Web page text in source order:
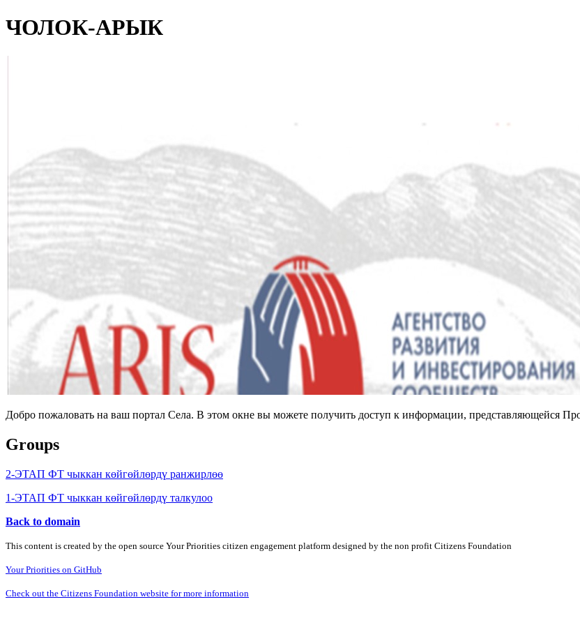
ЧОЛОК-АРЫК
Добро пожаловать на ваш портал Села. В этом окне вы можете получить доступ к информации, представляющейся
Groups
2-ЭТАП ФТ чыккан көйгөйлөрдү ранжирлөө
1-ЭТАП ФТ чыккан көйгөйлөрдү талкулоо
Back to domain
This content is created by the open source Your Priorities citizen engagement platform designed by the non profit Citizens Foundation
Your Priorities on GitHub
Check out the Citizens Foundation website for more information